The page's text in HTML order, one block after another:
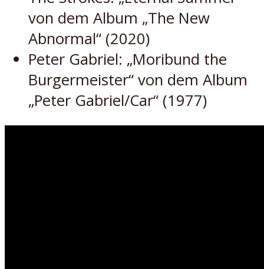
von dem Album „The New
Abnormal“ (2020)
Peter Gabriel: „Moribund the
Burgermeister“ von dem Album
„Peter Gabriel/Car“ (1977)